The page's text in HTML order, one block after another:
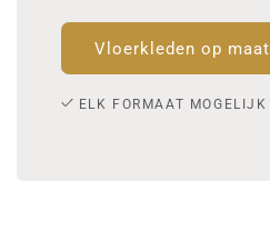
Vloerkleden op maat
ELK FORMAAT MOGELIJK